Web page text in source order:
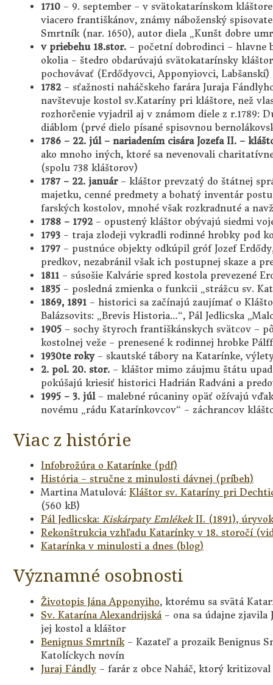
1710 – 9. september – v svätokatarínskom
viacero františkánov, známy náboženský
Smrtník (nar. 1650), autor diela „Kunšt dobre
v priebehu 18.stor. – početní dobrodinci – hlavne
okolia – štedro obdarúvajú svätokatarínsky
pochovávať (Erdődyovci, Apponyiovci, Labšanskí)
1782 – sťažnosti naháčskeho farára Juraja
navštevuje kostol sv.Kataríny pri kláštore, než
rozhorčenie vyjadril aj v známom diele z r.1789:
diáblom (prvé dielo písané spisovnou
1786 – 22. júl – nariadením cisára Jozefa II. –
ako mnoho iných, ktoré sa nevenovali
(spolu 738 kláštorov)
1787 – 22. január– kláštor prevzatý do štátnej
majetku, cenné predmety a bohatý inventár
farských kostolov, mnohé však rozkradnuté a
1788 – 1792 – opustený kláštor obývajú siedmi
1793 – traja zlodeji vykradli rodinné hrobky pod
1797 – pustnúce objekty odkúpil gróf Jozef
predkov, nezabránil však ich postupnej skaze a
1811 – súsošie Kalvárie spred kostola prevezené
1835 – posledná zmienka o funkcii „strážcu sv.
1869, 1891 – historici sa začínajú zaujímať o
Balázsovits: „Brevis Historia…“, Pál Jedlicska
1905 – sochy štyroch františkánskych svätcov –
kostolnej veže – prenesené k rodinnej hrobke
1930te roky– skautské tábory na Katarínke,
2. pol. 20. stor. – kláštor mimo záujmu štátu
pokúšajú kriesiť historici Hadrián Radváni a
1995 – 3. júl– malebné rúcaniny opäť ožívajú
novému „rádu Katarínkovcov“ – záchrancov
Viac z histórie
Infobrožúra o Katarínke (pdf)
História – stručne z minulosti dávnej (príbeh)
Martina Matulová: Kláštor sv. Kataríny pri
(560 kB)
Pál Jedlicska: Kiskárpaty EmlékekII. (1891),
Rekonštrukcia vzhľadu Katarínky v 18. storočí
Katarínka v minulosti a dnes (blog)
Významné osobnosti
Životopis Jána Apponyiho, ktorému sa svätá
Sv. Katarína Alexandrijská – ona sa údajne zjavila
jej kostol a kláštor
Benignus Smrtník– Kazateľ a prozaik Benignus
Katolíckych novín
Juraj Fándly – farár z obce Naháč, ktorý